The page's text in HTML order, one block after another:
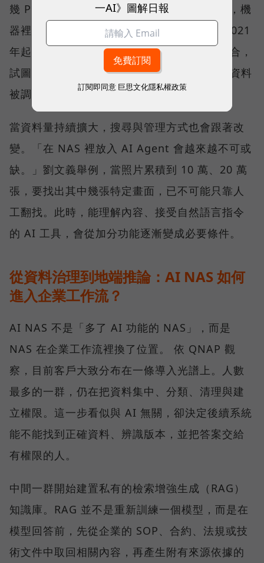
幾 PB，或備份速度有多快；現在更常問的是，機
器裡的資料要如何被 AI 活用。QNAP 也從 2021
年起，把公司發展定調在 AI 與高速網路的融合，
試圖讓 NAS 從資料保存的位置，進一步成為資料
被調用的位置。
當資料量持續擴大，搜尋與管理方式也會跟著改
變。「在 NAS 裡放入 AI Agent 會越來越不可或
缺。」劉文義舉例，當照片累積到 10 萬、20 萬
張，要找出其中幾張特定畫面，已不可能只靠人
工翻找。此時，能理解內容、接受自然語言指令
的 AI 工具，會從加分功能逐漸變成必要條件。
從資料治理到地端推論：AI NAS 如何
進入企業工作流？
AI NAS 不是「多了 AI 功能的 NAS」，而是
NAS 在企業工作流裡換了位置。 依 QNAP 觀
察，目前客戶大致分布在一條導入光譜上。人數
最多的一群，仍在把資料集中、分類、清理與建
立權限。這一步看似與 AI 無關，卻決定後續系統
能不能找到正確資料、辨識版本，並把答案交給
有權限的人。
中間一群開始建置私有的檢索增強生成（RAG）
知識庫。RAG 並不是重新訓練一個模型，而是在
模型回答前，先從企業的 SOP、合約、法規或技
術文件中取回相關內容，再產生附有來源依據的
一AI》圖解日報
訂閱即同意 巨思文化隱私權政策